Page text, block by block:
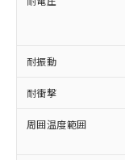
耐振動
耐衝撃
周囲温度範囲
在
記
タ
覧
準
正
様
ム
むを得ず
六価クロム
類(PBB)
(PBDE)
ル) (DEHP)(
ルベンジル（
（DBP）
「－」：
*中国
Pb(鉛)
Cr(Ⅵ)(六価
DBP(フタル
イソブチル)
為
（
ま
国
可)
当
全
い